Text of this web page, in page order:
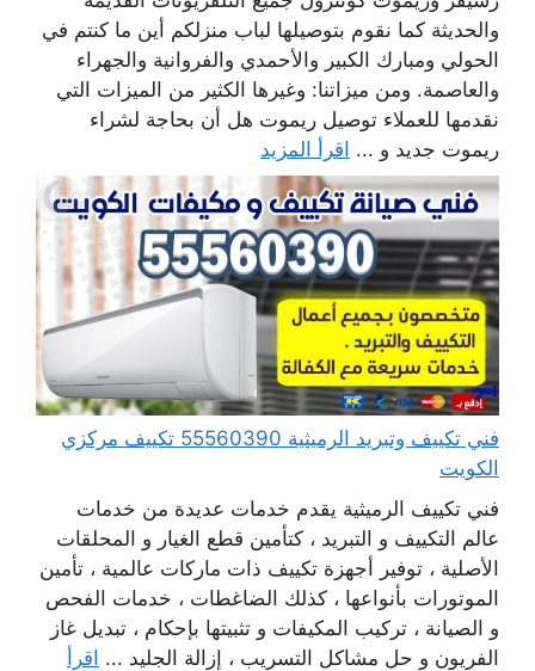
والحديثة كما نقوم بتوصيلها لباب منزلكم أين ما كنتم في
الحولي ومبارك الكبير والأحمدي والفروانية والجهراء
والعاصمة. ومن ميزاتنا: وغيرها الكثير من الميزات التي
نقدمها للعملاء توصيل ريموت هل أن بحاجة لشراء
ريموت جديد و ... اقرأ المزيد
فني تكييف وتبريد الرميثية 55560390 تكييف مركزي
الكويت
فني تكييف الرميثية يقدم خدمات عديدة من خدمات
عالم التكييف و التبريد ، كتأمين قطع الغيار و المحلقات
الأصلية ، توفير أجهزة تكييف ذات ماركات عالمية ، تأمين
الموتورات بأنواعها ، كذلك الضاغطات ، خدمات الفحص
و الصيانة ، تركيب المكيفات و تثبيتها بإحكام ، تبديل غاز
الفريون و حل مشاكل التسريب ، إزالة الجليد ... اقرأ